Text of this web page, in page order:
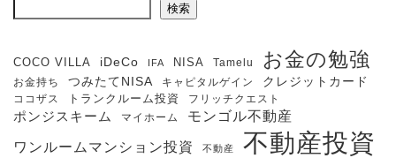
検索
COCO VILLA iDeCo IFA NISA Tamelu お金の勉強
お金持ち つみたてNISA キャピタルゲイン クレジットカード
ココザス トランクルーム投資 フリッチクエスト
ポンジスキーム マイホーム モンゴル不動産
ワンルームマンション投資 不動産 不動産投資